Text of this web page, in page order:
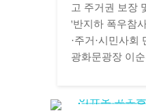
고 주거권 보장
'반지하 폭우참
·주거·시민사회
광화문광장 이